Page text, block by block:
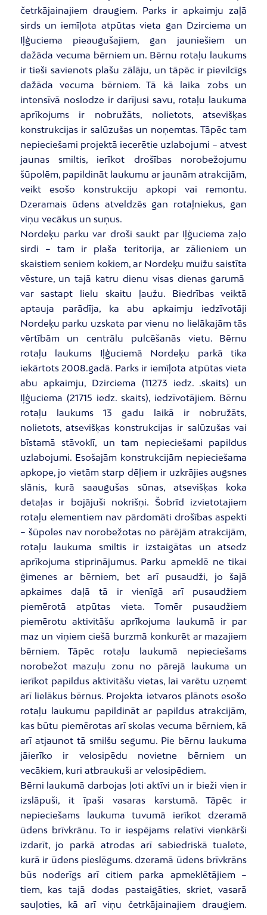
četrkājainajiem draugiem. Parks ir apkaimju zaļā
sirds un iemīļota atpūtas vieta gan Dzirciema un
Iļģuciema pieaugušajiem, gan jauniešiem un
dažāda vecuma bērniem un. Bērnu rotaļu laukums
ir tieši savienots plašu zālāju, un tāpēc ir pievilcīgs
dažāda vecuma bērniem. Tā kā laika zobs un
intensīvā noslodze ir darījusi savu, rotaļu laukuma
aprīkojums ir nobružāts, nolietots, atsevišķas
konstrukcijas ir salūzušas un noņemtas. Tāpēc tam
nepieciešami projektā iecerētie uzlabojumi – atvest
jaunas smiltis, ierīkot drošības norobežojumu
šūpolēm, papildināt laukumu ar jaunām atrakcijām,
veikt esošo konstrukciju apkopi vai remontu.
Dzeramais ūdens atveldzēs gan rotaļniekus, gan
viņu vecākus un suņus.
Nordeķu parku var droši saukt par Iļģuciema zaļo
sirdi – tam ir plaša teritorija, ar zālieniem un
skaistiem seniem kokiem, ar Nordeķu muižu saistīta
vēsture, un tajā katru dienu visas dienas garumā
var sastapt lielu skaitu ļaužu. Biedrības veiktā
aptauja parādīja, ka abu apkaimju iedzīvotāji
Nordeķu parku uzskata par vienu no lielākajām tās
vērtībām un centrālu pulcēšanās vietu. Bērnu
rotaļu laukums Iļģuciemā Nordeķu parkā tika
iekārtots 2008.gadā. Parks ir iemīļota atpūtas vieta
abu apkaimju, Dzirciema (11273 iedz. .skaits) un
Iļģuciema (21715 iedz. skaits), iedzīvotājiem. Bērnu
rotaļu laukums 13 gadu laikā ir nobružāts,
nolietots, atsevišķas konstrukcijas ir salūzušas vai
bīstamā stāvoklī, un tam nepieciešami papildus
uzlabojumi. Esošajām konstrukcijām nepieciešama
apkope, jo vietām starp dēļiem ir uzkrājies augsnes
slānis, kurā saaugušas sūnas, atsevišķas koka
detaļas ir bojājuši nokrišņi. Šobrīd izvietotajiem
rotaļu elementiem nav pārdomāti drošības aspekti
– šūpoles nav norobežotas no pārējām atrakcijām,
rotaļu laukuma smiltis ir izstaigātas un atsedz
aprīkojuma stiprinājumus. Parku apmeklē ne tikai
ģimenes ar bērniem, bet arī pusaudži, jo šajā
apkaimes daļā tā ir vienīgā arī pusaudžiem
piemērotā atpūtas vieta. Tomēr pusaudžiem
piemērotu aktivitāšu aprīkojuma laukumā ir par
maz un viņiem ciešā burzmā konkurēt ar mazajiem
bērniem. Tāpēc rotaļu laukumā nepieciešams
norobežot mazuļu zonu no pārejā laukuma un
ierīkot papildus aktivitāšu vietas, lai varētu uzņemt
arī lielākus bērnus. Projekta ietvaros plānots esošo
rotaļu laukumu papildināt ar papildus atrakcijām,
kas būtu piemērotas arī skolas vecuma bērniem, kā
arī atjaunot tā smilšu segumu. Pie bērnu laukuma
jāierīko ir velosipēdu novietne bērniem un
vecākiem, kuri atbraukuši ar velosipēdiem.
Bērni laukumā darbojas ļoti aktīvi un ir bieži vien ir
izslāpuši, it īpaši vasaras karstumā. Tāpēc ir
nepieciešams laukuma tuvumā ierīkot dzeramā
ūdens brīvkrānu. To ir iespējams relatīvi vienkārši
izdarīt, jo parkā atrodas arī sabiedriskā tualete,
kurā ir ūdens pieslēgums. dzeramā ūdens brīvkrāns
būs noderīgs arī citiem parka apmeklētājiem –
tiem, kas tajā dodas pastaigāties, skriet, vasarā
sauļoties, kā arī viņu četrkājainajiem draugiem.